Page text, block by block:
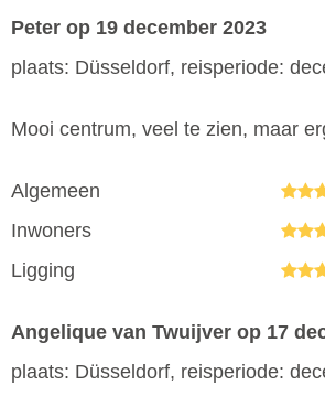
Peter op 19 december 2023
plaats: Düsseldorf, reisperiode:
Mooi centrum, veel te zien, maar
Algemeen
Inwoners
Ligging
Angelique van Twuijver op 17
plaats: Düsseldorf, reisperiode: